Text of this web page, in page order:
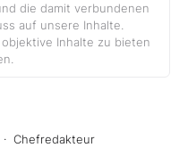
die damit verbundenen
auf unsere Inhalte.
Inhalte zu bieten
· Chefredakteur